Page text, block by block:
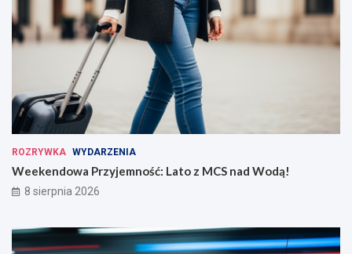
ROZRYWKA WYDARZENIA
Weekendowa Przyjemność: Lato z MCS nad Wodą!
8 sierpnia 2026